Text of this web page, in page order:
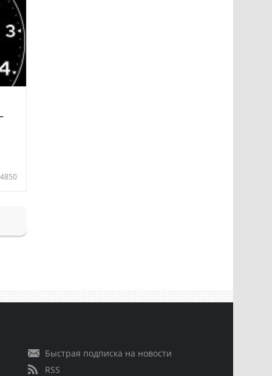
4850
Быстрая подписка на новости
RSS